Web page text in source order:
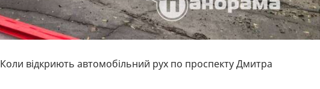
Коли відкриють автомобільний рух по проспекту Дмитра